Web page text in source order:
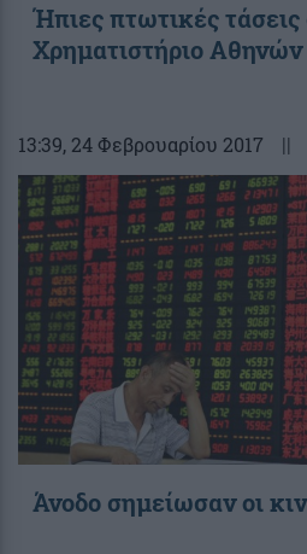
Ήπιες πτωτικές τάσεις
Χρηματιστήριο Αθηνών
13:39, 24 Φεβρουαρίου 2017 ||
Άνοδο σημείωσαν οι